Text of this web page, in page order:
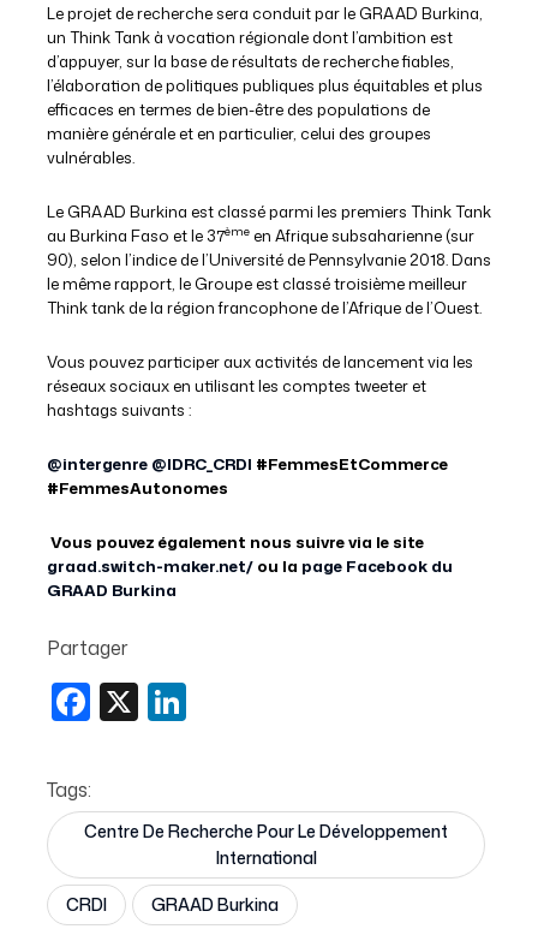
Le projet de recherche sera conduit par le GRAAD Burkina,
un Think Tank à vocation régionale dont l’ambition est
d’appuyer, sur la base de résultats de recherche fiables,
l’élaboration de politiques publiques plus équitables et plus
efficaces en termes de bien-être des populations de
manière générale et en particulier, celui des groupes
vulnérables.
Le GRAAD Burkina est classé parmi les premiers Think Tank
au Burkina Faso et le 37ème en Afrique subsaharienne (sur
90), selon l’indice de l’Université de Pennsylvanie 2018. Dans
le même rapport, le Groupe est classé troisième meilleur
Think tank de la région francophone de l’Afrique de l’Ouest.
Vous pouvez participer aux activités de lancement via les
réseaux sociaux en utilisant les comptes tweeter et
hashtags suivants :
@intergenre @IDRC_CRDI #FemmesEtCommerce
#FemmesAutonomes
Vous pouvez également nous suivre via le site
graad.switch-maker.net/ ou la page Facebook du
GRAAD Burkina
Partager
Facebook
X
Tags:
Centre De Recherche Pour Le Développement
International
CRDI GRAAD Burkina